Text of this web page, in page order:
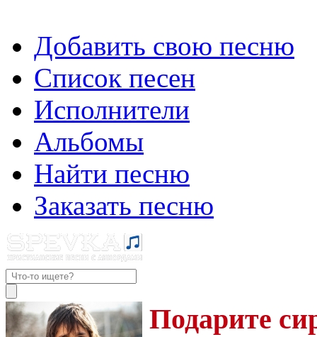
Добавить свою песню
Список песен
Исполнители
Альбомы
Найти песню
Заказать песню
Подарите